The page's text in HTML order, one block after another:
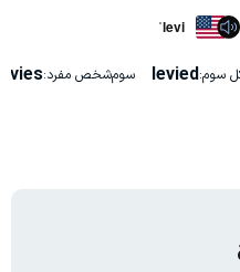
ˈlevi
سوم:levied سوم‌شخص مفرد: